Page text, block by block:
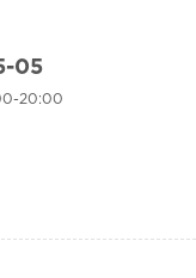
05
20:00